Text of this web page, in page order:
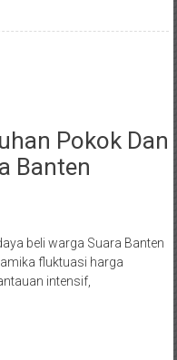
Pokok Dan
Banten
beli warga Suara Banten
fluktuasi harga
intensif,